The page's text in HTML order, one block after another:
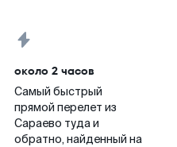
около 2 часов
Самый быстрый
прямой перелет из
Сараево туда и
обратно, найденный на